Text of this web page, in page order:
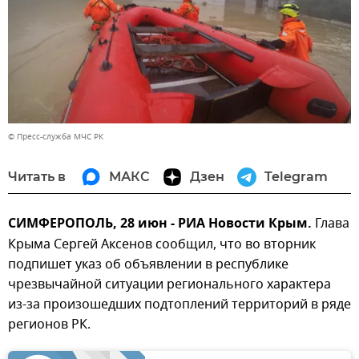
© Пресс-служба МЧС РК
Читать в МАКС Дзен Telegram
СИМФЕРОПОЛЬ, 28 июн - РИА Новости Крым. Глава
Крыма Сергей Аксенов сообщил, что во вторник
подпишет указ об объявлении в республике
чрезвычайной ситуации регионального характера
из-за произошедших подтоплений территорий в ряде
регионов РК.